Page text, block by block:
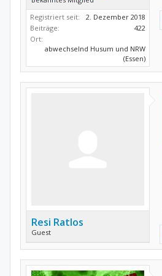
Registriert seit:
2. Dezember 2018
Beiträge:
422
Ort:
abwechselnd Husum und NRW
(Essen)
Resi Ratlos
Guest